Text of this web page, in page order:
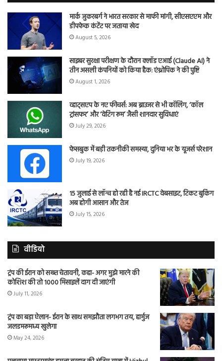
मार्क जुकरबर्ग ने भारत सरकार से माफी मांगी, सीएसएएम और
डीपफेक कंटेंट पर जताया खेद
August 5, 2026
साइबर सुरक्षा परीक्षण के दौरान क्लॉड एआई (Claude AI) ने
तीन असली कंपनियों को किया हैक: एंथ्रोपिक ने की पुष्टि
August 1, 2026
व्हाट्सएप के नए फीचर्स: अब ब्राउजर से भी कॉलिंग, ‘कॉल
ट्रांसफर’ और ‘वेटिंग रूम’ जैसी शानदार सुविधाएं
July 29, 2026
फेसबुक में बड़ी तकनीकी समस्या, दुनिया भर के यूजर्स परेशान
July 19, 2026
15 जुलाई से लॉन्च हो रही है नई IRCTC वेबसाइट, टिकट बुकिंग
अब होगी आसान और तेज
July 15, 2026
वीडियो
ट्रंप की ईरान को सख्त चेतावनी, कहा- अगर मुझे मारने की
कोशिश की तो 1000 मिसाइलें दाग दी जाएंगी
July 11, 2026
ट्रंप का बड़ा ऐलान- ईरान के साथ समझौता लगभग तय, हार्मुज
जलडमरूमध्य खुलेगा
May 24, 2026